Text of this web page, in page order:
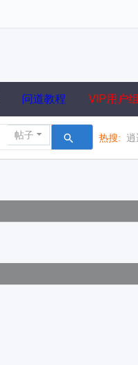
问道教程 VIP用户
帖子 热搜: 逍